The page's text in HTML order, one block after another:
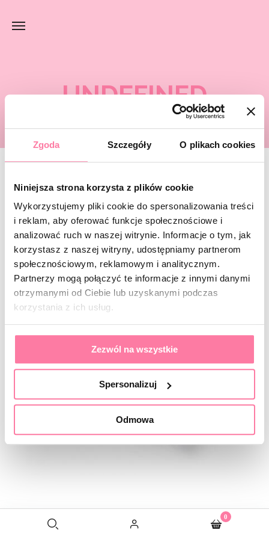
Zgoda Szczegóły O plikach cookies
Niniejsza strona korzysta z plików cookie
Wykorzystujemy pliki cookie do spersonalizowania treści
i reklam, aby oferować funkcje społecznościowe i
analizować ruch w naszej witrynie. Informacje o tym, jak
korzystasz z naszej witryny, udostępniamy partnerom
społecznościowym, reklamowym i analitycznym.
Partnerzy mogą połączyć te informacje z innymi danymi
otrzymanymi od Ciebie lub uzyskanymi podczas
korzystania z ich usług.
Zezwól na wszystkie
Spersonalizuj
Odmowa
0
UNDEFINED
Szukana strona nie została
odnaleziona.
Spróbuj wyszukać jeszcze raz lubwroć do strony głównej .